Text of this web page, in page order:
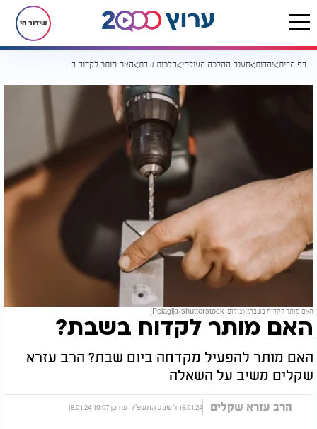
שידור חי
דף הבית יהדות מענה ההלכה העולמי הלכות שבת האם מותר לקדוח בשבת?
האם מותר לקדוח בשבת? (צילום: Pelagija/shutterstock)
האם מותר לקדוח בשבת?
האם מותר להפעיל מקדחה ביום שבת? הרב עזרא
שקלים משיב על השאלה
הרב עזרא שקלים 16.01.24 ו' שבט התשפ"ד, עודכן 10:07 18.01.24